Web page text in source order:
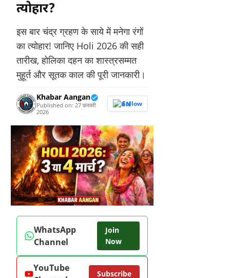
त्योहार?
इस बार चंद्र ग्रहण के साये में मनेगा रंगों
का त्योहार! जानिए Holi 2026 की सही
तारीख, होलिका दहन का शास्त्रसम्मत
मुहूर्त और सूतक काल की पूरी जानकारी।
Khabar Aangan
Published on: 27 फ़रवरी
2026
Follow
WhatsApp
Channel
Join
Now
YouTube
Subscribe